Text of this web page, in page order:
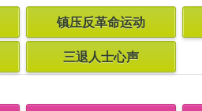
镇压反革命运动
三退人士心声